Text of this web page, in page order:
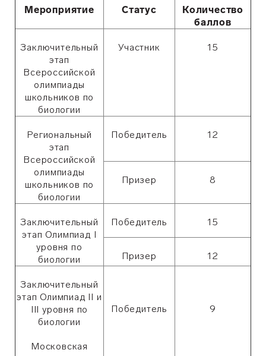
Мероприятие Статус
Количество
баллов
Заключительный
этап
Всероссийской
олимпиады
школьников по
биологии
Участник 15
Региональный
этап
Всероссийской
олимпиады
школьников по
биологии
Победитель 12
Призер 8
Заключительный
этап Олимпиад I
уровня по
биологии
Победитель 15
Призер 12
Заключительный
этап Олимпиад II и
III уровня по
биологии
Московская
Победитель 9